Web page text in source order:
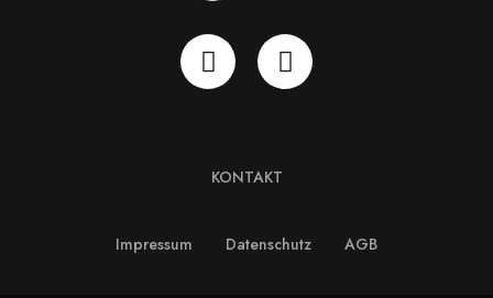
KONTAKT
Impressum Datenschutz AGB